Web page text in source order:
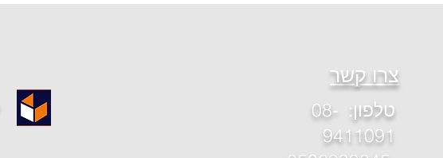
צרו קשר
טלפון
: 08-